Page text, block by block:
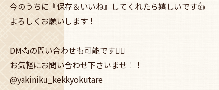
今のうちに『保存＆いいね』してくれたら嬉しいです👍
よろしくお願いします！
DM📩の問い合わせも可能です🙆‍♀️
お気軽にお問い合わせ下さいませ！！
@yakiniku_kekkyokutare